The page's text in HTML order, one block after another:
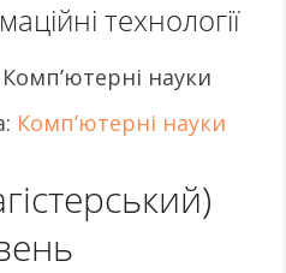
технології
Комп’ютерні науки
Комп’ютерні науки